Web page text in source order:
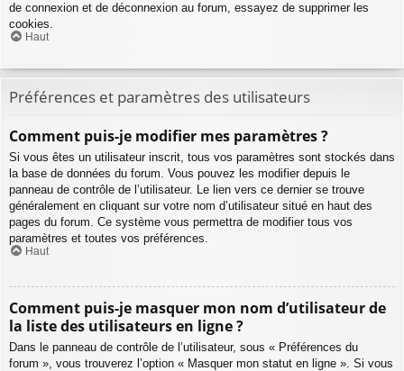
de connexion et de déconnexion au forum, essayez de supprimer les
cookies.
Haut
Préférences et paramètres des utilisateurs
Comment puis-je modifier mes paramètres ?
Si vous êtes un utilisateur inscrit, tous vos paramètres sont stockés dans
la base de données du forum. Vous pouvez les modifier depuis le
panneau de contrôle de l’utilisateur. Le lien vers ce dernier se trouve
généralement en cliquant sur votre nom d’utilisateur situé en haut des
pages du forum. Ce système vous permettra de modifier tous vos
paramètres et toutes vos préférences.
Haut
Comment puis-je masquer mon nom d’utilisateur de
la liste des utilisateurs en ligne ?
Dans le panneau de contrôle de l’utilisateur, sous « Préférences du
forum », vous trouverez l’option « Masquer mon statut en ligne ». Si vous